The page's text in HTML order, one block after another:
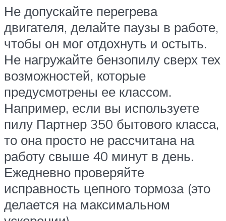
Не допускайте перегрева
двигателя, делайте паузы в работе,
чтобы он мог отдохнуть и остыть.
Не нагружайте бензопилу сверх тех
возможностей, которые
предусмотрены ее классом.
Например, если вы используете
пилу Партнер 350 бытового класса,
то она просто не рассчитана на
работу свыше 40 минут в день.
Ежедневно проверяйте
исправность цепного тормоза (это
делается на максимальном